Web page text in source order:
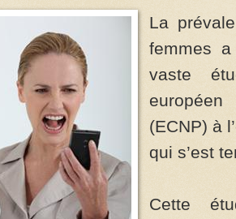
La
femmes
vaste
européen
(ECNP) à
qui s’est
Cette